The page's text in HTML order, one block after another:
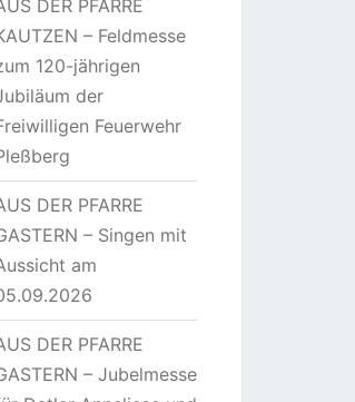
DER PFARRE
– Feldmesse
120-jährigen
der
Feuerwehr
DER PFARRE
– Singen mit
am
DER PFARRE
– Jubelmesse